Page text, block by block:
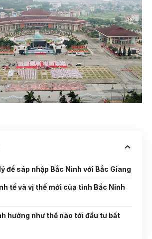
để sáp nhập Bắc Ninh với Bắc Giang
tế và vị thế mới của tỉnh Bắc Ninh
hưởng như thế nào tới đầu tư bất